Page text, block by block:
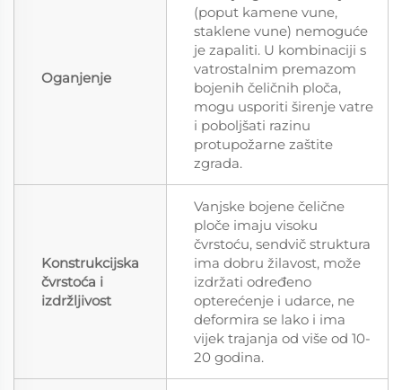
Oganjenje
(poput kamene vune,
staklene vune) nemoguće
je zapaliti. U kombinaciji s
vatrostalnim premazom
bojenih čeličnih ploča,
mogu usporiti širenje vatre
i poboljšati razinu
protupožarne zaštite
zgrada.
Konstrukcijska
čvrstoća i
izdržljivost
Vanjske bojene čelične
ploče imaju visoku
čvrstoću, sendvič struktura
ima dobru žilavost, može
izdržati određeno
opterećenje i udarce, ne
deformira se lako i ima
vijek trajanja od više od 10-
20 godina.